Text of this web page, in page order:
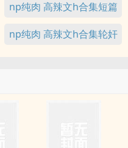
np纯肉 高辣文h合集短篇
np纯肉 高辣文h合集轮奸